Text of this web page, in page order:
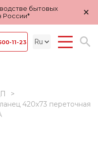
бытовых
России*
×
11-23
420х73 переточная